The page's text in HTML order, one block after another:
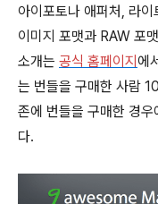
아이포토나 애퍼처, 라
이미지 포맷과 RAW 포
소개는 공식 홈페이지 에
는 번들을 구매한 사람
존에 번들을 구매한 경
다.